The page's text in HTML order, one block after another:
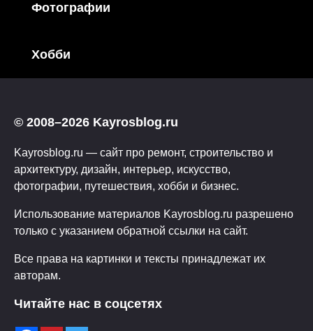
Фотографии
Хобби
© 2008–2026 Kayrosblog.ru
Kayrosblog.ru — сайт про ремонт, строительство и
архитектуру, дизайн, интерьер, искусство,
фотографии, путешествия, хобби и бизнес.
Использование материалов Kayrosblog.ru разрешено
только с указанием обратной ссылки на сайт.
Все права на картинки и тексты принадлежат их
авторам.
Читайте нас в соцсетях